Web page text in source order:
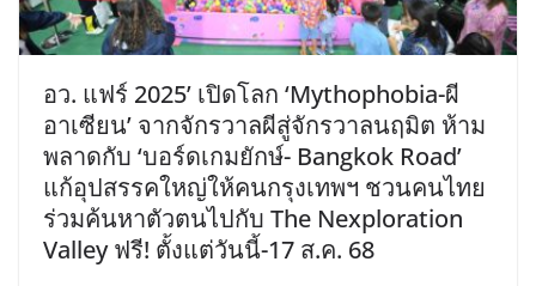
อว. แฟร์ 2025’ เปิดโลก ‘Mythophobia-ผี
อาเซียน’ จากจักรวาลผีสู่จักรวาลนฤมิต ห้าม
พลาดกับ ‘บอร์ดเกมยักษ์- Bangkok Road’
แก้อุปสรรคใหญ่ให้คนกรุงเทพฯ ชวนคนไทย
ร่วมค้นหาตัวตนไปกับ The Nexploration
Valley ฟรี! ตั้งแต่วันนี้-17 ส.ค. 68